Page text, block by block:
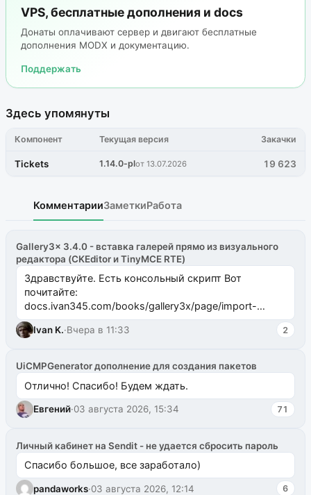
VPS, бесплатные дополнения и docs
Донаты оплачивают сервер и двигают бесплатные
дополнения MODX и документацию.
Поддержать
Здесь упомянуты
Компонент Текущая версия Закачки
Tickets 1.14.0-plот 13.07.2026 19 623
КомментарииЗаметкиРабота
Gallery3x 3.4.0 - вставка галерей прямо из визуального
редактора (CKEditor и TinyMCE RTE)
Здравствуйте. Есть консольный скрипт Вот
почитайте:
docs.ivan345.com/books/gallery3x/page/import-
ms2galleryphp
Ivan K.·Вчера в 11:33 2
UiCMPGenerator дополнение для создания пакетов
Отлично! Спасибо! Будем ждать.
Евгений·03 августа 2026, 15:34 71
Личный кабинет на Sendit - не удается сбросить пароль
Спасибо большое, все заработало)
pandaworks·03 августа 2026, 12:14 6